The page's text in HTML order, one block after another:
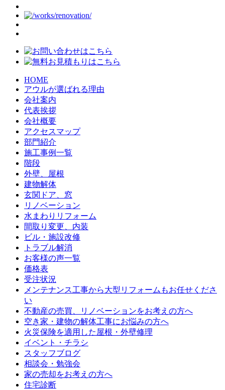
HOME
アウルが選ばれる理由
会社案内
代表挨拶
会社概要
アクセスマップ
部門紹介
施工事例一覧
階段
外壁、屋根
建物解体
玄関ドア、窓
リノベーション
水まわりリフォーム
間取り変更、内装
ビル・施設改修
トラブル解消
お客様の声一覧
価格表
受注状況
メンテナンス工事から大型リフォームもお任せくださ
い
不動産の売買、リノベーションをお考えの方へ
空き家・建物の解体工事にお悩みの方へ
火災保険を適用した屋根・外壁修理
イベント・チラシ
スタッフブログ
相談会・勉強会
家の売却をお考えの方へ
住宅診断